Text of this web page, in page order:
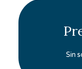
Sin